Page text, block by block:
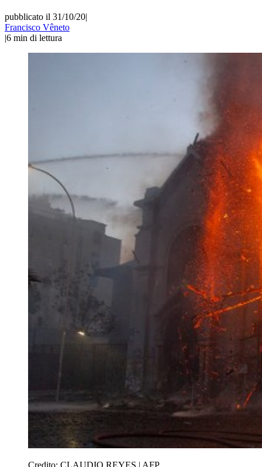
pubblicato il 31/10/20|
Francisco Vêneto
|6 min di lettura
Credito: CLAUDIO REYES | AFP